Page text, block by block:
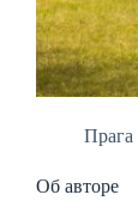
Прага
Об авторе